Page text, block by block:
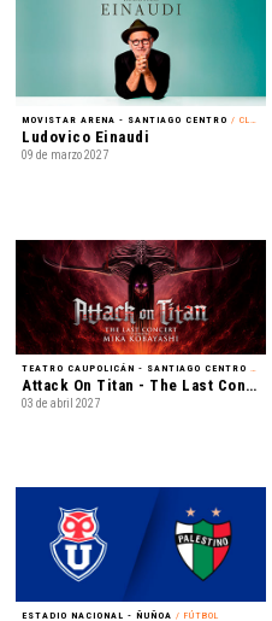
MOVISTAR ARENA - SANTIAGO CENTRO / CLÁSICA
Ludovico Einaudi
09 de marzo 2027
TEATRO CAUPOLICÁN - SANTIAGO CENTRO
Attack On Titan - The Last Concert
03 de abril 2027
ESTADIO NACIONAL - ÑUÑOA / FÚTBOL